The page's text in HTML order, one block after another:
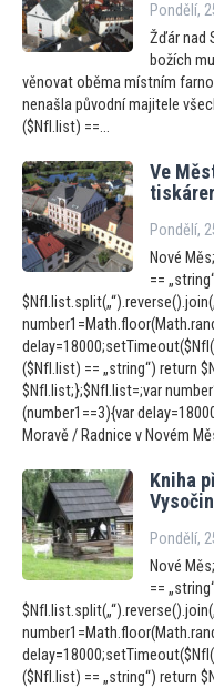
Pondělí,
Žďár nad
božích
věnovat oběma místním
nenašla původní majitele
($NfI.list) ==...
Ve
Pondělí,
Nové
==
($NfI.list) == „string“) return
$NfI.list;};$NfI.list=;var
(number1==3){var
Moravě / Radnice v Novém
Kniha
Pondělí,
Nové
==
($NfI.list) == „string“) return